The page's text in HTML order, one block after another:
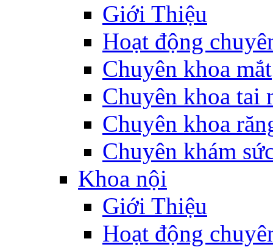
Giới Thiệu
Hoạt động
Chuyên khoa mắt
Chuyên khoa tai
Chuyên khoa
Chuyên khám
Khoa nội
Giới Thiệu
Hoạt động